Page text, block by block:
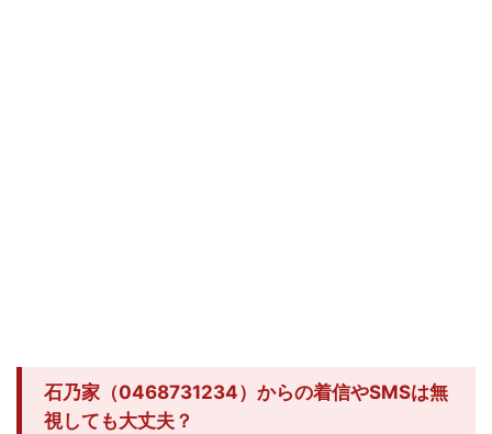
石乃家（0468731234）からの着信やSMSは無
視しても大丈夫？